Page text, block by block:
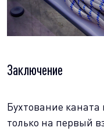
Заключение
Бухтование
только на первый